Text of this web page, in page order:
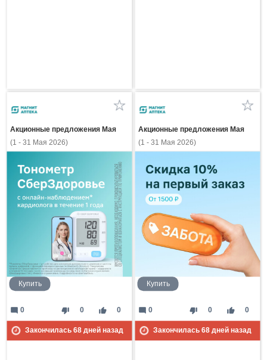
Акционные предложения Мая
(1 - 31 Мая 2026)
Купить
thumb_down 0 thumb_up 0
mode_comment 0
Закончилась 68дней назад
Акционные предложения Мая
(1 - 31 Мая 2026)
Купить
thumb_down 0 thumb_up 0
mode_comment 0
Закончилась 68дней назад